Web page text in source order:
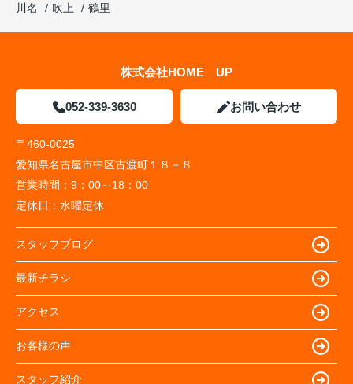
川名
吹上 鶴里
株式会社HOME UP
052-339-3630 お問い合わせ
〒460-0025
愛知県名古屋市中区古渡町１８－８
営業時間： 9：00～18：00
定休日： 水曜定休
スタッフブログ
最新チラシ
アクセス
お客様の声
スタッフ紹介